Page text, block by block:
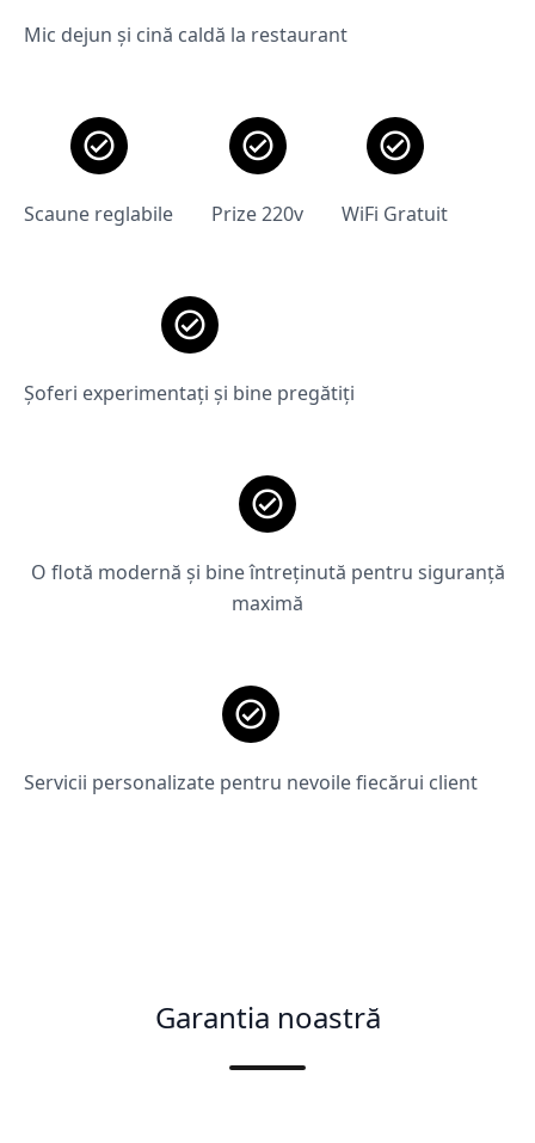
Mic dejun și cină caldă la restaurant
Scaune reglabile Prize 220v WiFi Gratuit
Șoferi experimentați și bine pregătiți
O flotă modernă și bine întreținută pentru siguranță
maximă
Servicii personalizate pentru nevoile fiecărui client
Garantia noastră